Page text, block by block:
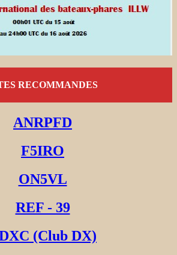
RECOMMANDES
ANRPFD
F5IRO
ON5VL
REF - 39
(Club DX)